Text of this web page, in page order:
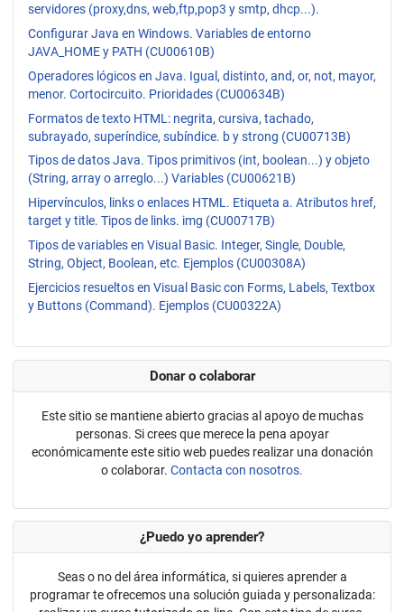
servidores (proxy,dns, web,ftp,pop3 y smtp, dhcp...).
Configurar Java en Windows. Variables de entorno
JAVA_HOME y PATH (CU00610B)
Operadores lógicos en Java. Igual, distinto, and, or, not, mayor,
menor. Cortocircuito. Prioridades (CU00634B)
Formatos de texto HTML: negrita, cursiva, tachado,
subrayado, superíndice, subíndice. b y strong (CU00713B)
Tipos de datos Java. Tipos primitivos (int, boolean...) y objeto
(String, array o arreglo...) Variables (CU00621B)
Hipervínculos, links o enlaces HTML. Etiqueta a. Atributos href,
target y title. Tipos de links. img (CU00717B)
Tipos de variables en Visual Basic. Integer, Single, Double,
String, Object, Boolean, etc. Ejemplos (CU00308A)
Ejercicios resueltos en Visual Basic con Forms, Labels, Textbox
y Buttons (Command). Ejemplos (CU00322A)
Donar o colaborar
Este sitio se mantiene abierto gracias al apoyo de muchas
personas. Si crees que merece la pena apoyar
económicamente este sitio web puedes realizar una donación
o colaborar. Contacta con nosotros.
¿Puedo yo aprender?
Seas o no del área informática, si quieres aprender a
programar te ofrecemos una solución guiada y personalizada: